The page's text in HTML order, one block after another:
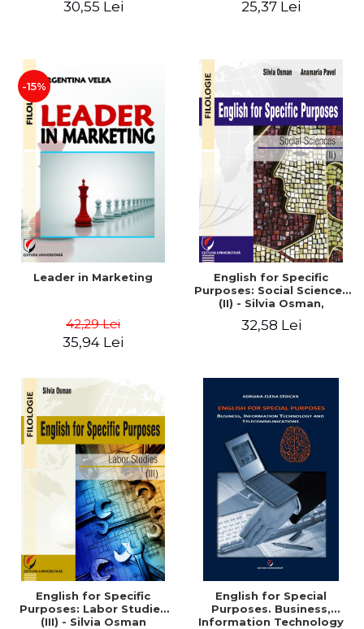
30,55 Lei 25,37 Lei
-15%
Leader in Marketing
42,29 Lei
35,94 Lei
English for Specific
Purposes: Social Sciences
(II) - Silvia Osman,
32,58 Lei
English for Specific
Purposes: Labor Studies
(III) - Silvia Osman
English for Special
Purposes. Business,
Information Technology